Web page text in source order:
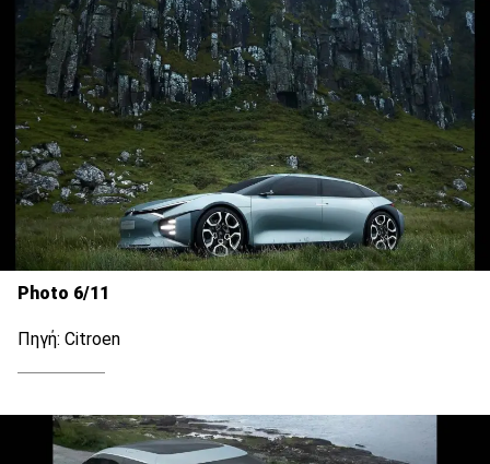
Photo 6/11
Πηγή: Citroen